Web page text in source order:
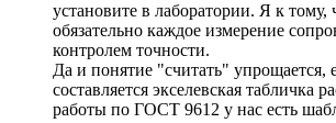
установите в лаборатории. Я к тому,
обязательно каждое измерение
контролем точности.
Да и понятие "считать" упрощается,
составляется экселевская табличка
работы по ГОСТ 9612 у нас есть